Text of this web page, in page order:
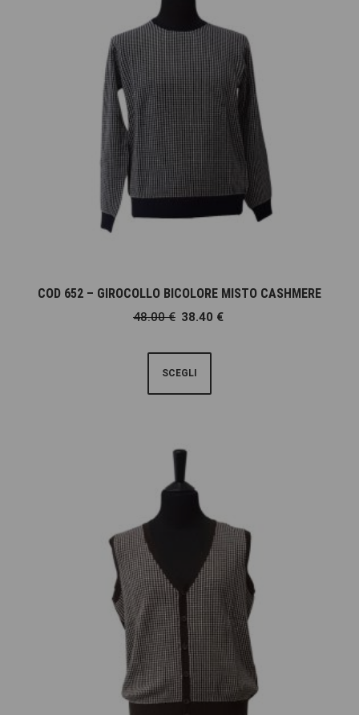
COD 652 – GIROCOLLO BICOLORE MISTO CASHMERE
48.00€ 38.40 €
SCEGLI